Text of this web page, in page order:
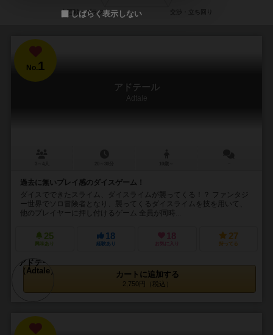
No.1
アドテール
Adtale
過去に無いプレイ感のダイスゲーム！
ダイスでできたスライム、ダイスライムが襲ってくる！？ ファンタジ
ー世界でソロ冒険者となり、襲ってくるダイスライムを技を用いて、
他のプレイヤーに押し付けるゲーム 全員が同時...
25
興味あり
18
経験あり
18
お気に入り
27
持ってる
カートに追加する
2,750円（税込）
しばらく表示しない